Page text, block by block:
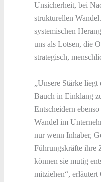
Unsicherheit, bei
strukturellen
systemischen
uns als Lotsen, die
strategisch,
„Unsere Stärke
Bauch in Einklang
Entscheidern
Wandel im
nur wenn Inhaber,
Führungskräfte ihre
können sie mutig
mitziehen“, erläutert